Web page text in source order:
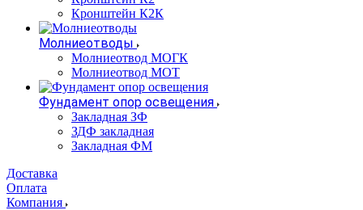
Кронштейн К2К
Молниеотводы
Молниеотвод МОГК
Молниеотвод МОТ
Фундамент опор освещения
Закладная ЗФ
ЗДФ закладная
Закладная ФМ
Доставка
Оплата
Компания